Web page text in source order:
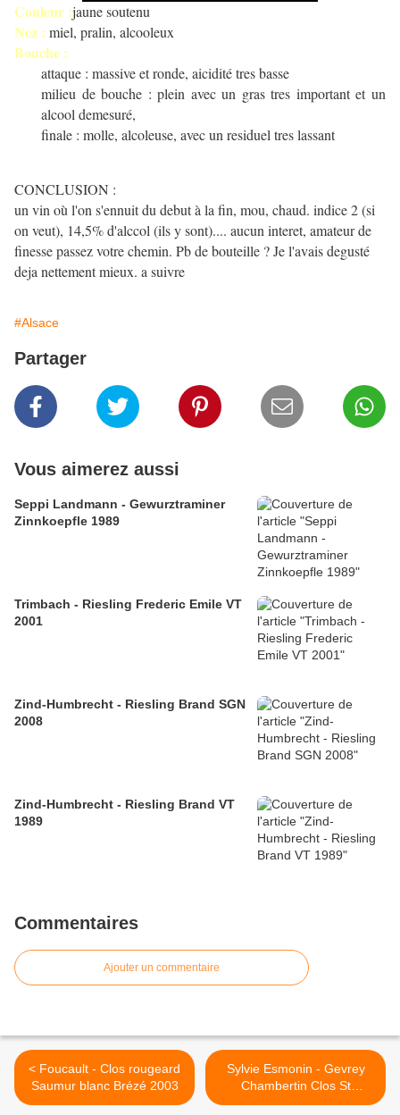
Couleur :jaune soutenu
Nez : miel, pralin, alcooleux
Bouche :
attaque : massive et ronde, aicidité tres basse
milieu de bouche : plein avec un gras tres important et un
alcool demesuré,
finale : molle, alcoleuse, avec un residuel tres lassant
CONCLUSION :
un vin où l'on s'ennuit du debut à la fin, mou, chaud. indice 2 (si
on veut), 14,5% d'alccol (ils y sont).... aucun interet, amateur de
finesse passez votre chemin. Pb de bouteille ? Je l'avais degusté
deja nettement mieux. a suivre
#Alsace
Partager
Vous aimerez aussi
Seppi Landmann - Gewurztraminer
Zinnkoepfle 1989
Trimbach - Riesling Frederic Emile VT
2001
Zind-Humbrecht - Riesling Brand SGN
2008
Zind-Humbrecht - Riesling Brand VT
1989
Commentaires
Ajouter un commentaire
< Foucault - Clos rougeard
Saumur blanc Brézé 2003
Sylvie Esmonin - Gevrey
Chambertin Clos St
Jacques 2007 >